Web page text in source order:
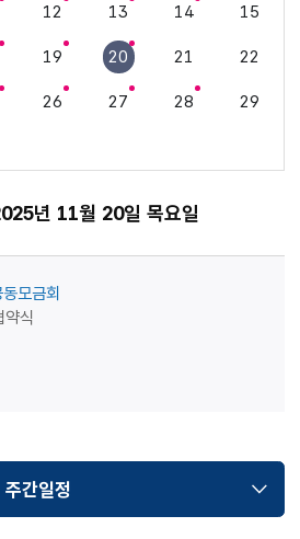
12 13 14 15
19 20 21 22
26 27 28 29
년 11월 20일 목요일
모금회
약식
주간일정
선택됨